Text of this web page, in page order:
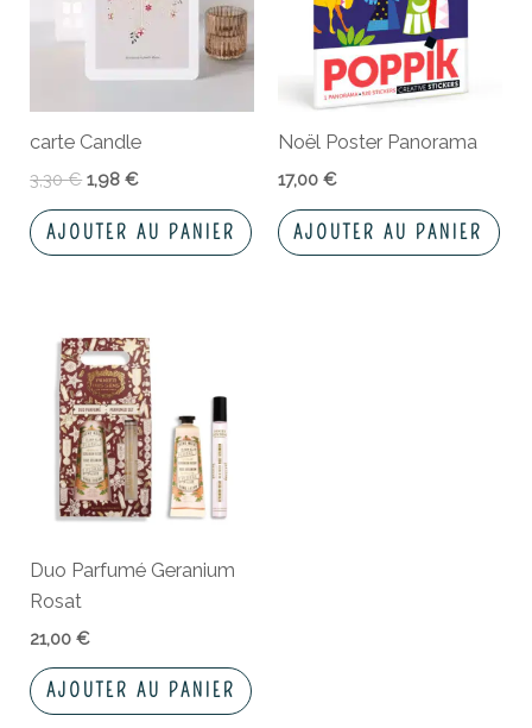
carte Candle
3,30€ 1,98€
AJOUTER AU PANIER
Noël Poster Panorama
17,00 €
AJOUTER AU PANIER
Duo Parfumé Geranium
Rosat
21,00€
AJOUTER AU PANIER